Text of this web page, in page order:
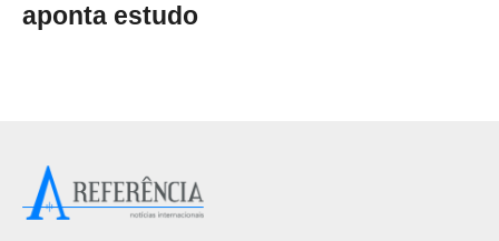
aponta estudo